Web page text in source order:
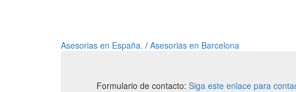
Asesorias en España. / Asesorias en Barcelona
Formulario de contacto: Siga este enlace para